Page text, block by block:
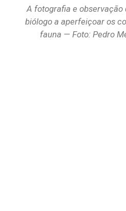
A fotografia e observação
biólogo a aperfeiçoar os
fauna — Foto: Pedro